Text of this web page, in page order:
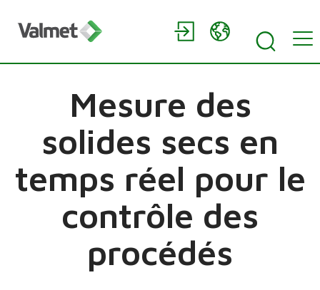
Mesure des
solides secs en
temps réel pour le
contrôle des
procédés